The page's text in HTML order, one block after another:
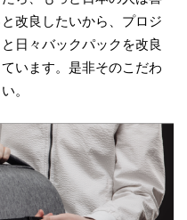
改良したいから、プロジ
日々バックパックを改良
います。是非そのこだわ
。